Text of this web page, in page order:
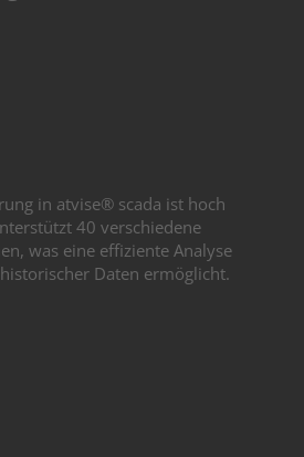
in atvise® scada ist hoch
40 verschiedene
was eine effiziente Analyse
Daten ermöglicht.